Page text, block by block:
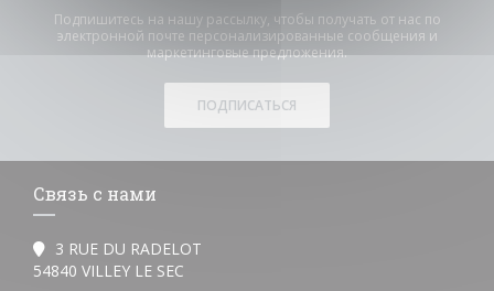
Подпишитесь на нашу рассылку, чтобы получать от нас по
электронной почте персонализированные сообщения и
маркетинговые предложения.
ПОДПИСАТЬСЯ
Связь с нами
3 RUE DU RADELOT
54840 VILLEY LE SEC